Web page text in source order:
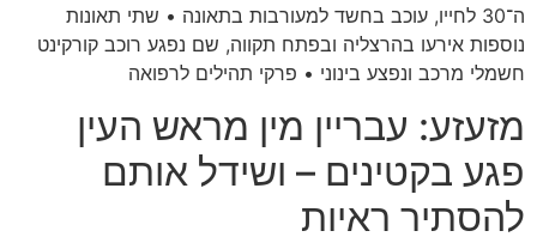
ה־30 לחייו, עוכב בחשד למעורבות בתאונה • שתי תאונות
נוספות אירעו בהרצליה ובפתח תקווה, שם נפגע רוכב קורקינט
חשמלי מרכב ונפצע בינוני • פרקי תהילים לרפואה
מזעזע: עבריין מין מראש העין
פגע בקטינים – ושידל אותם
להסתיר ראיות